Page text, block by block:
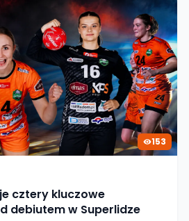
153
cztery kluczowe
debiutem w Superlidze